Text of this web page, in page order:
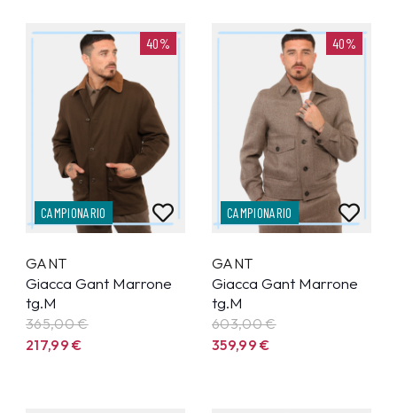
40%
CAMPIONARIO
GANT
Giacca Gant Marrone
tg.M
365,00 €
217,99€
40%
CAMPIONARIO
GANT
Giacca Gant Marrone
tg.M
603,00 €
359,99€